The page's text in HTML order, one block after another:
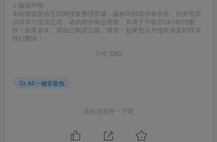
© 版权声明
本站资源是由互联网搜集整理而成，版权均归原作者所有。所有资源
仅供学习交流之用，请勿用作商业用途，并请于下载后24小时内删
除！如果喜欢，请自己购买正版，谢谢！如果您认为侵权请及时联系
我们删除！
THE END
AE一键安装包
喜欢就支持一下吧